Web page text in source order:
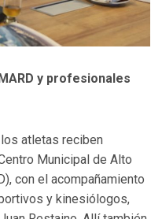
y profesionales
atletas reciben
Municipal de Alto
con el acompañamiento
y kinesiólogos,